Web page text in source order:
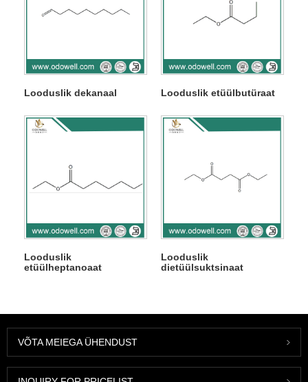
Looduslik dekanaal Looduslik etüülbutüraat
Looduslik
etüülheptanoaat
Looduslik
dietüülsuktsinaat
VÕTA MEIEGA ÜHENDUST